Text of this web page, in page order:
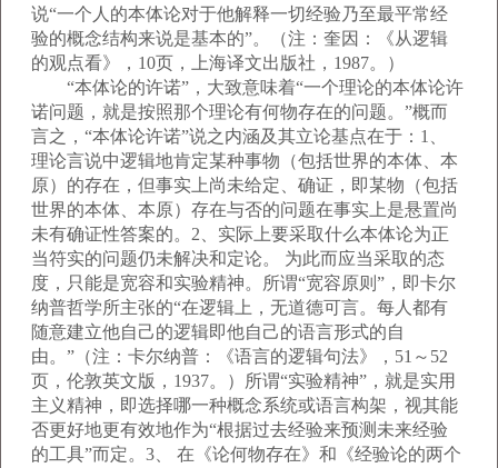
说“一个人的本体论对于他解释一切经验乃至最平常经
验的概念结构来说是基本的”。（注：奎因：《从逻辑
的观点看》，10页，上海译文出版社，1987。）
“本体论的许诺”，大致意味着“一个理论的本体论许
诺问题，就是按照那个理论有何物存在的问题。”概而
言之，“本体论许诺”说之内涵及其立论基点在于：1、
理论言说中逻辑地肯定某种事物（包括世界的本体、本
原）的存在，但事实上尚未给定、确证，即某物（包括
世界的本体、本原）存在与否的问题在事实上是悬置尚
未有确证性答案的。2、实际上要采取什么本体论为正
当符实的问题仍未解决和定论。 为此而应当采取的态
度，只能是宽容和实验精神。所谓“宽容原则”，即卡尔
纳普哲学所主张的“在逻辑上，无道德可言。每人都有
随意建立他自己的逻辑即他自己的语言形式的自
由。”（注：卡尔纳普：《语言的逻辑句法》，51～52
页，伦敦英文版，1937。）所谓“实验精神”，就是实用
主义精神，即选择哪一种概念系统或语言构架，视其能
否更好地更有效地作为“根据过去经验来预测未来经验
的工具”而定。3、 在《论何物存在》和《经验论的两个